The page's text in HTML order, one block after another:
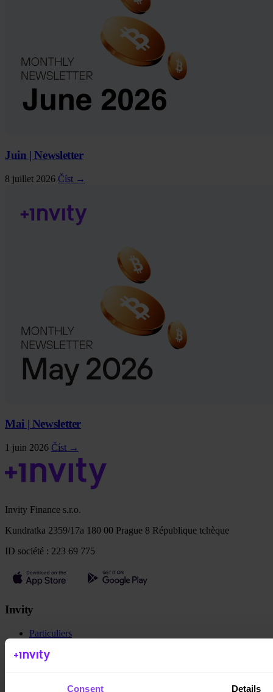
Consent Details
Juin | Newsletter
8 juillet 2026 Číst →
Mai | Newsletter
1 juin 2026 Číst →
Invity Finance s.r.o.
Kundratka 2359/17a 180 00 Prague 8 République tchèque
ID société : 223 69 775
Invity
Particuliers
Prêts